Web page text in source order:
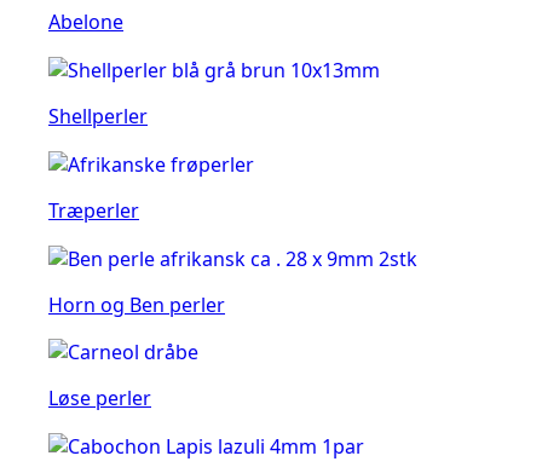
Abelone
Shellperler
Træperler
Horn og Ben perler
Løse perler